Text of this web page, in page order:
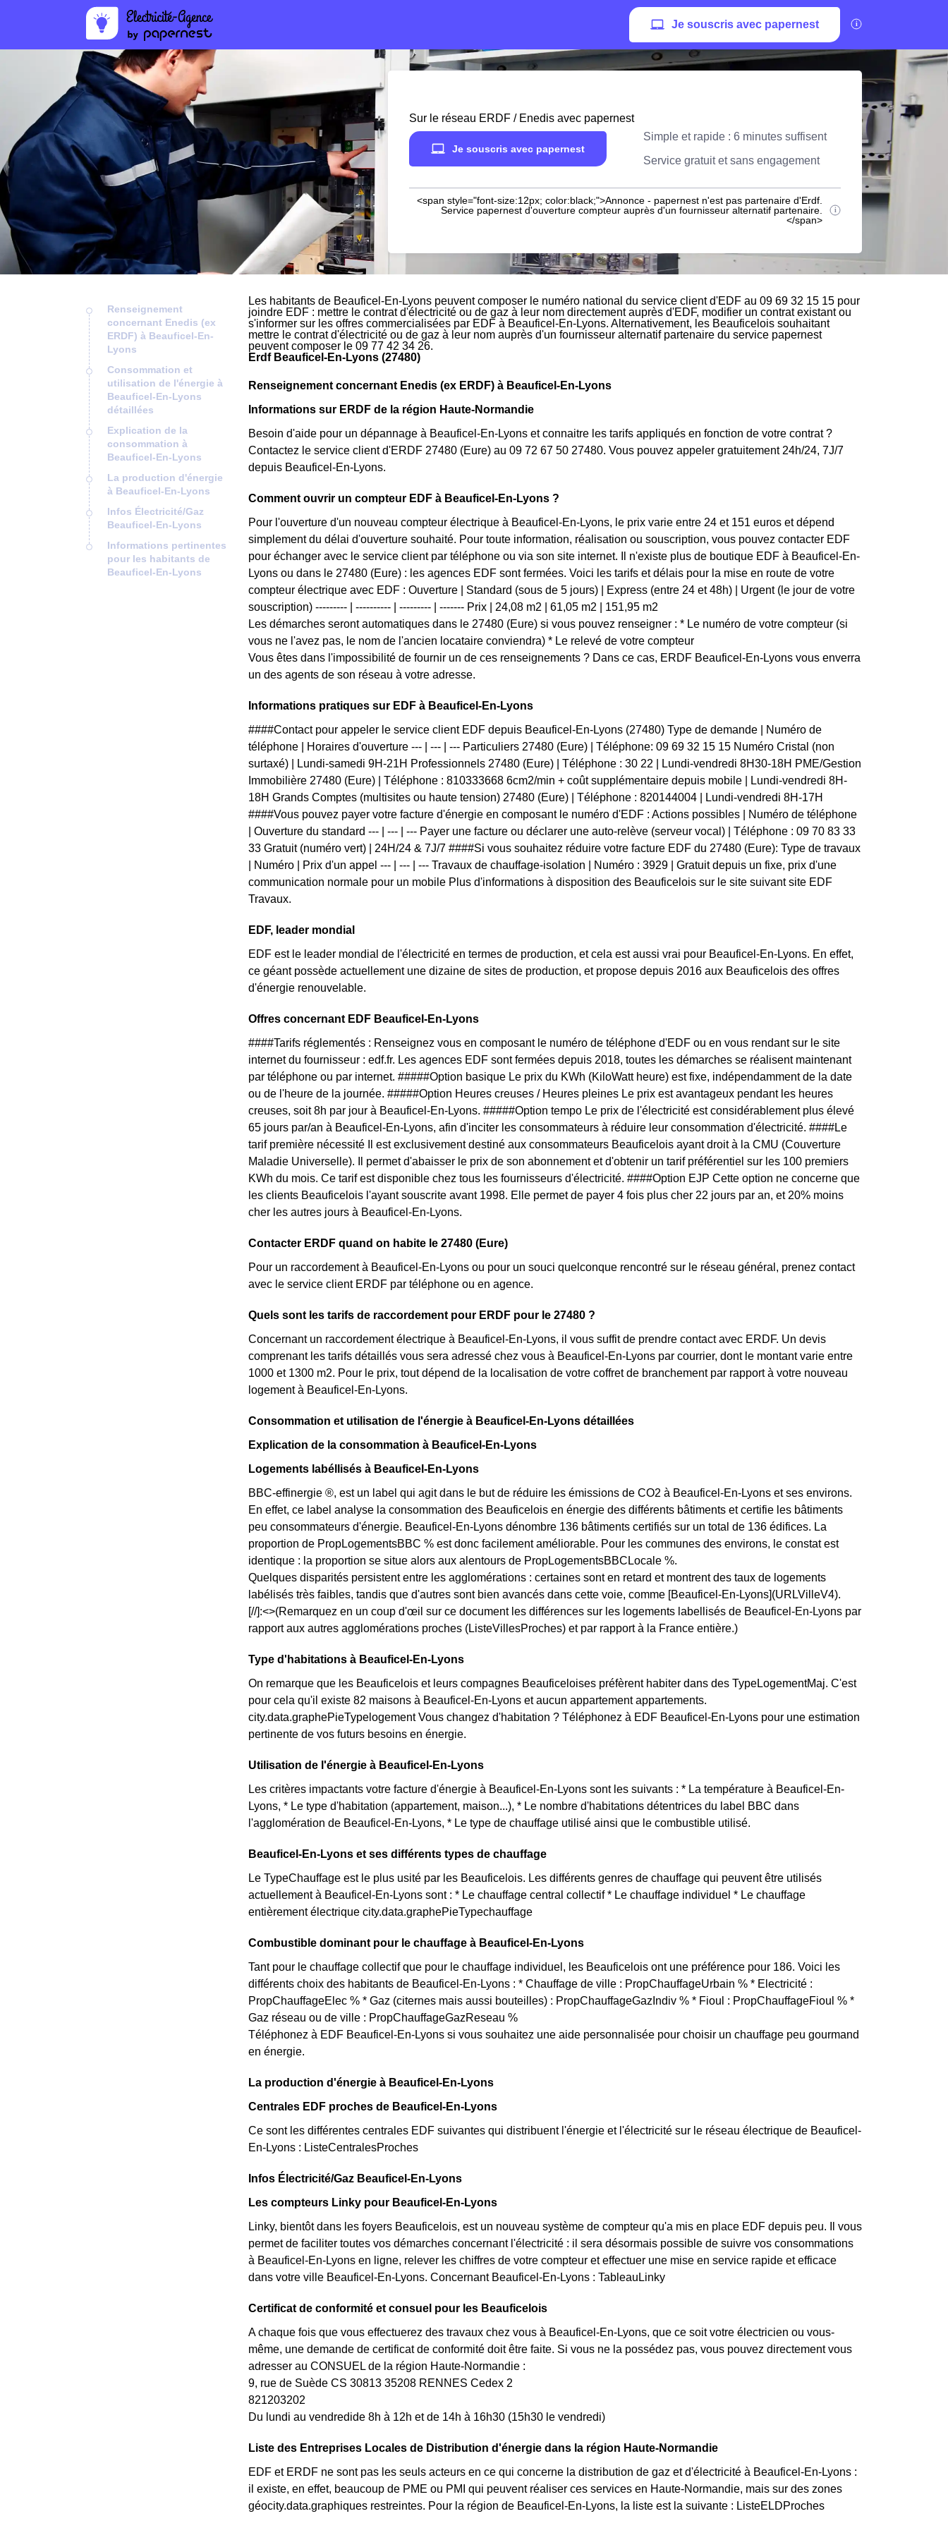
Je souscris avec papernest
Sur le réseau ERDF / Enedis avec papernest
Je souscris avec papernest
Simple et rapide : 6 minutes suffisent
Service gratuit et sans engagement
<span style="font-size:12px; color:black;">Annonce - papernest n'est pas partenaire d'Erdf.
Service papernest d'ouverture compteur auprès d'un fournisseur alternatif partenaire.
</span>
Renseignement
concernant Enedis (ex
ERDF) à Beauficel-En-
Lyons
Consommation et
utilisation de l'énergie à
Beauficel-En-Lyons
détaillées
Explication de la
consommation à
Beauficel-En-Lyons
La production d'énergie
à Beauficel-En-Lyons
Infos Électricité/Gaz
Beauficel-En-Lyons
Informations pertinentes
pour les habitants de
Beauficel-En-Lyons
Les habitants de Beauficel-En-Lyons peuvent composer le numéro national du service client d'EDF au 09 69 32 15 15 pour
joindre EDF : mettre le contrat d'électricité ou de gaz à leur nom directement auprès d'EDF, modifier un contrat existant ou
s'informer sur les offres commercialisées par EDF à Beauficel-En-Lyons. Alternativement, les Beauficelois souhaitant
mettre le contrat d'électricité ou de gaz à leur nom auprès d'un fournisseur alternatif partenaire du service papernest
peuvent composer le 09 77 42 34 26.
Erdf Beauficel-En-Lyons (27480)
Renseignement concernant Enedis (ex ERDF) à Beauficel-En-Lyons
Informations sur ERDF de la région Haute-Normandie
Besoin d'aide pour un dépannage à Beauficel-En-Lyons et connaitre les tarifs appliqués en fonction de votre contrat ?
Contactez le service client d'ERDF 27480 (Eure) au 09 72 67 50 27480. Vous pouvez appeler gratuitement 24h/24, 7J/7
depuis Beauficel-En-Lyons.
Comment ouvrir un compteur EDF à Beauficel-En-Lyons ?
Pour l'ouverture d'un nouveau compteur électrique à Beauficel-En-Lyons, le prix varie entre 24 et 151 euros et dépend
simplement du délai d'ouverture souhaité. Pour toute information, réalisation ou souscription, vous pouvez contacter EDF
pour échanger avec le service client par téléphone ou via son site internet. Il n'existe plus de boutique EDF à Beauficel-En-
Lyons ou dans le 27480 (Eure) : les agences EDF sont fermées. Voici les tarifs et délais pour la mise en route de votre
compteur électrique avec EDF : Ouverture | Standard (sous de 5 jours) | Express (entre 24 et 48h) | Urgent (le jour de votre
souscription) --------- | ---------- | --------- | ------- Prix | 24,08 m2 | 61,05 m2 | 151,95 m2
Les démarches seront automatiques dans le 27480 (Eure) si vous pouvez renseigner : * Le numéro de votre compteur (si
vous ne l'avez pas, le nom de l'ancien locataire conviendra) * Le relevé de votre compteur
Vous êtes dans l'impossibilité de fournir un de ces renseignements ? Dans ce cas, ERDF Beauficel-En-Lyons vous enverra
un des agents de son réseau à votre adresse.
Informations pratiques sur EDF à Beauficel-En-Lyons
####Contact pour appeler le service client EDF depuis Beauficel-En-Lyons (27480) Type de demande | Numéro de
téléphone | Horaires d'ouverture --- | --- | --- Particuliers 27480 (Eure) | Téléphone: 09 69 32 15 15 Numéro Cristal (non
surtaxé) | Lundi-samedi 9H-21H Professionnels 27480 (Eure) | Téléphone : 30 22 | Lundi-vendredi 8H30-18H PME/Gestion
Immobilière 27480 (Eure) | Téléphone : 810333668 6cm2/min + coût supplémentaire depuis mobile | Lundi-vendredi 8H-
18H Grands Comptes (multisites ou haute tension) 27480 (Eure) | Téléphone : 820144004 | Lundi-vendredi 8H-17H
####Vous pouvez payer votre facture d'énergie en composant le numéro d'EDF : Actions possibles | Numéro de téléphone
| Ouverture du standard --- | --- | --- Payer une facture ou déclarer une auto-relève (serveur vocal) | Téléphone : 09 70 83 33
33 Gratuit (numéro vert) | 24H/24 & 7J/7 ####Si vous souhaitez réduire votre facture EDF du 27480 (Eure): Type de travaux
| Numéro | Prix d'un appel --- | --- | --- Travaux de chauffage-isolation | Numéro : 3929 | Gratuit depuis un fixe, prix d'une
communication normale pour un mobile Plus d'informations à disposition des Beauficelois sur le site suivant site EDF
Travaux.
EDF, leader mondial
EDF est le leader mondial de l'électricité en termes de production, et cela est aussi vrai pour Beauficel-En-Lyons. En effet,
ce géant possède actuellement une dizaine de sites de production, et propose depuis 2016 aux Beauficelois des offres
d'énergie renouvelable.
Offres concernant EDF Beauficel-En-Lyons
####Tarifs réglementés : Renseignez vous en composant le numéro de téléphone d'EDF ou en vous rendant sur le site
internet du fournisseur : edf.fr. Les agences EDF sont fermées depuis 2018, toutes les démarches se réalisent maintenant
par téléphone ou par internet. #####Option basique Le prix du KWh (KiloWatt heure) est fixe, indépendamment de la date
ou de l'heure de la journée. #####Option Heures creuses / Heures pleines Le prix est avantageux pendant les heures
creuses, soit 8h par jour à Beauficel-En-Lyons. #####Option tempo Le prix de l'électricité est considérablement plus élevé
65 jours par/an à Beauficel-En-Lyons, afin d'inciter les consommateurs à réduire leur consommation d'électricité. ####Le
tarif première nécessité Il est exclusivement destiné aux consommateurs Beauficelois ayant droit à la CMU (Couverture
Maladie Universelle). Il permet d'abaisser le prix de son abonnement et d'obtenir un tarif préférentiel sur les 100 premiers
KWh du mois. Ce tarif est disponible chez tous les fournisseurs d'électricité. ####Option EJP Cette option ne concerne que
les clients Beauficelois l'ayant souscrite avant 1998. Elle permet de payer 4 fois plus cher 22 jours par an, et 20% moins
cher les autres jours à Beauficel-En-Lyons.
Contacter ERDF quand on habite le 27480 (Eure)
Pour un raccordement à Beauficel-En-Lyons ou pour un souci quelconque rencontré sur le réseau général, prenez contact
avec le service client ERDF par téléphone ou en agence.
Quels sont les tarifs de raccordement pour ERDF pour le 27480 ?
Concernant un raccordement électrique à Beauficel-En-Lyons, il vous suffit de prendre contact avec ERDF. Un devis
comprenant les tarifs détaillés vous sera adressé chez vous à Beauficel-En-Lyons par courrier, dont le montant varie entre
1000 et 1300 m2. Pour le prix, tout dépend de la localisation de votre coffret de branchement par rapport à votre nouveau
logement à Beauficel-En-Lyons.
Consommation et utilisation de l'énergie à Beauficel-En-Lyons détaillées
Explication de la consommation à Beauficel-En-Lyons
Logements labéllisés à Beauficel-En-Lyons
BBC-effinergie ®, est un label qui agit dans le but de réduire les émissions de CO2 à Beauficel-En-Lyons et ses environs.
En effet, ce label analyse la consommation des Beauficelois en énergie des différents bâtiments et certifie les bâtiments
peu consommateurs d'énergie. Beauficel-En-Lyons dénombre 136 bâtiments certifiés sur un total de 136 édifices. La
proportion de PropLogementsBBC % est donc facilement améliorable. Pour les communes des environs, le constat est
identique : la proportion se situe alors aux alentours de PropLogementsBBCLocale %.
Quelques disparités persistent entre les agglomérations : certaines sont en retard et montrent des taux de logements
labélisés très faibles, tandis que d'autres sont bien avancés dans cette voie, comme [Beauficel-En-Lyons](URLVilleV4).
[//]:<>(Remarquez en un coup d'œil sur ce document les différences sur les logements labellisés de Beauficel-En-Lyons par
rapport aux autres agglomérations proches (ListeVillesProches) et par rapport à la France entière.)
Type d'habitations à Beauficel-En-Lyons
On remarque que les Beauficelois et leurs compagnes Beauficeloises préfèrent habiter dans des TypeLogementMaj. C'est
pour cela qu'il existe 82 maisons à Beauficel-En-Lyons et aucun appartement appartements.
city.data.graphePieTypelogement Vous changez d'habitation ? Téléphonez à EDF Beauficel-En-Lyons pour une estimation
pertinente de vos futurs besoins en énergie.
Utilisation de l'énergie à Beauficel-En-Lyons
Les critères impactants votre facture d'énergie à Beauficel-En-Lyons sont les suivants : * La température à Beauficel-En-
Lyons, * Le type d'habitation (appartement, maison...), * Le nombre d'habitations détentrices du label BBC dans
l'agglomération de Beauficel-En-Lyons, * Le type de chauffage utilisé ainsi que le combustible utilisé.
Beauficel-En-Lyons et ses différents types de chauffage
Le TypeChauffage est le plus usité par les Beauficelois. Les différents genres de chauffage qui peuvent être utilisés
actuellement à Beauficel-En-Lyons sont : * Le chauffage central collectif * Le chauffage individuel * Le chauffage
entièrement électrique city.data.graphePieTypechauffage
Combustible dominant pour le chauffage à Beauficel-En-Lyons
Tant pour le chauffage collectif que pour le chauffage individuel, les Beauficelois ont une préférence pour 186. Voici les
différents choix des habitants de Beauficel-En-Lyons : * Chauffage de ville : PropChauffageUrbain % * Electricité :
PropChauffageElec % * Gaz (citernes mais aussi bouteilles) : PropChauffageGazIndiv % * Fioul : PropChauffageFioul % *
Gaz réseau ou de ville : PropChauffageGazReseau %
Téléphonez à EDF Beauficel-En-Lyons si vous souhaitez une aide personnalisée pour choisir un chauffage peu gourmand
en énergie.
La production d'énergie à Beauficel-En-Lyons
Centrales EDF proches de Beauficel-En-Lyons
Ce sont les différentes centrales EDF suivantes qui distribuent l'énergie et l'électricité sur le réseau électrique de Beauficel-
En-Lyons : ListeCentralesProches
Infos Électricité/Gaz Beauficel-En-Lyons
Les compteurs Linky pour Beauficel-En-Lyons
Linky, bientôt dans les foyers Beauficelois, est un nouveau système de compteur qu'a mis en place EDF depuis peu. Il vous
permet de faciliter toutes vos démarches concernant l'électricité : il sera désormais possible de suivre vos consommations
à Beauficel-En-Lyons en ligne, relever les chiffres de votre compteur et effectuer une mise en service rapide et efficace
dans votre ville Beauficel-En-Lyons. Concernant Beauficel-En-Lyons : TableauLinky
Certificat de conformité et consuel pour les Beauficelois
A chaque fois que vous effectuerez des travaux chez vous à Beauficel-En-Lyons, que ce soit votre électricien ou vous-
même, une demande de certificat de conformité doit être faite. Si vous ne la possédez pas, vous pouvez directement vous
adresser au CONSUEL de la région Haute-Normandie :
9, rue de Suède CS 30813 35208 RENNES Cedex 2
821203202
Du lundi au vendredide 8h à 12h et de 14h à 16h30 (15h30 le vendredi)
Liste des Entreprises Locales de Distribution d'énergie dans la région Haute-Normandie
EDF et ERDF ne sont pas les seuls acteurs en ce qui concerne la distribution de gaz et d'électricité à Beauficel-En-Lyons :
il existe, en effet, beaucoup de PME ou PMI qui peuvent réaliser ces services en Haute-Normandie, mais sur des zones
géocity.data.graphiques restreintes. Pour la région de Beauficel-En-Lyons, la liste est la suivante : ListeELDProches